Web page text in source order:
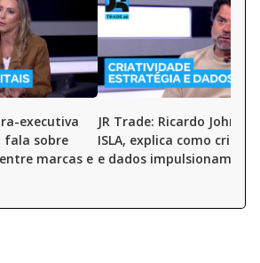
executiva
fala sobre
marcas e
JR Trade: Ricardo John,
ISLA, explica como
e dados impulsionam